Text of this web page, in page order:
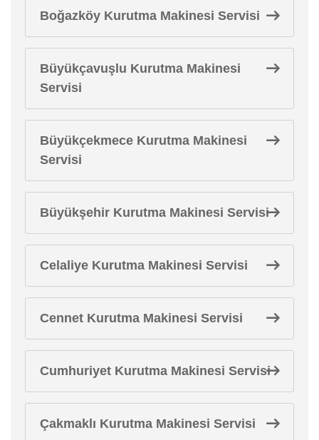
Boğazköy Kurutma Makinesi Servisi
Büyükçavuşlu Kurutma Makinesi
Servisi
Büyükçekmece Kurutma Makinesi
Servisi
Büyükşehir Kurutma Makinesi Servisi
Celaliye Kurutma Makinesi Servisi
Cennet Kurutma Makinesi Servisi
Cumhuriyet Kurutma Makinesi Servisi
Çakmaklı Kurutma Makinesi Servisi